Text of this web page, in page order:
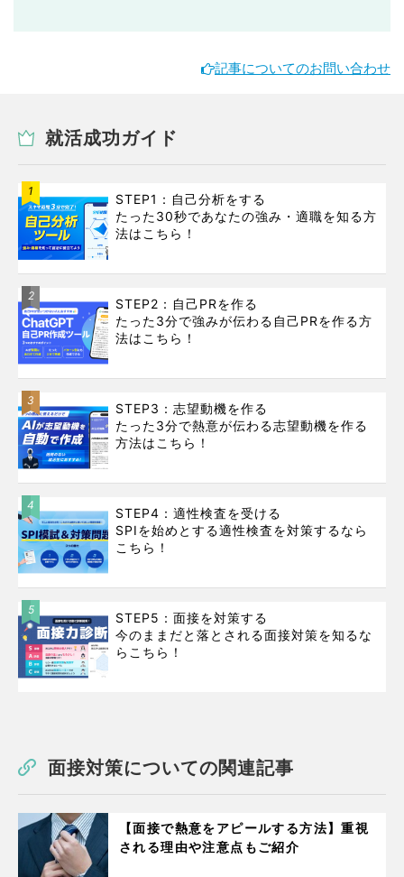
記事についてのお問い合わせ
就活成功ガイド
1
STEP1：自己分析をする
たった30秒であなたの強み・適職を知る方
法はこちら！
2
STEP2：自己PRを作る
たった3分で強みが伝わる自己PRを作る方
法はこちら！
3
STEP3：志望動機を作る
たった3分で熱意が伝わる志望動機を作る
方法はこちら！
4
STEP4：適性検査を受ける
SPIを始めとする適性検査を対策するなら
こちら！
5
STEP5：面接を対策する
今のままだと落とされる面接対策を知るな
らこちら！
面接対策についての関連記事
【面接で熱意をアピールする方法】重視
される理由や注意点もご紹介